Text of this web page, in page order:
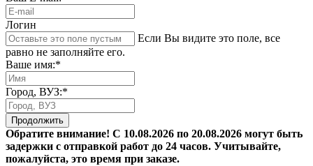
Логин
Если Вы видите это поле, все
равно не заполняйте его.
Ваше имя:*
Город, ВУЗ:*
Продолжить
Обратите внимание! С 10.08.2026 по 20.08.2026 могут быть
задержки с отправкой работ до 24 часов. Учитывайте,
пожалуйста, это время при заказе.